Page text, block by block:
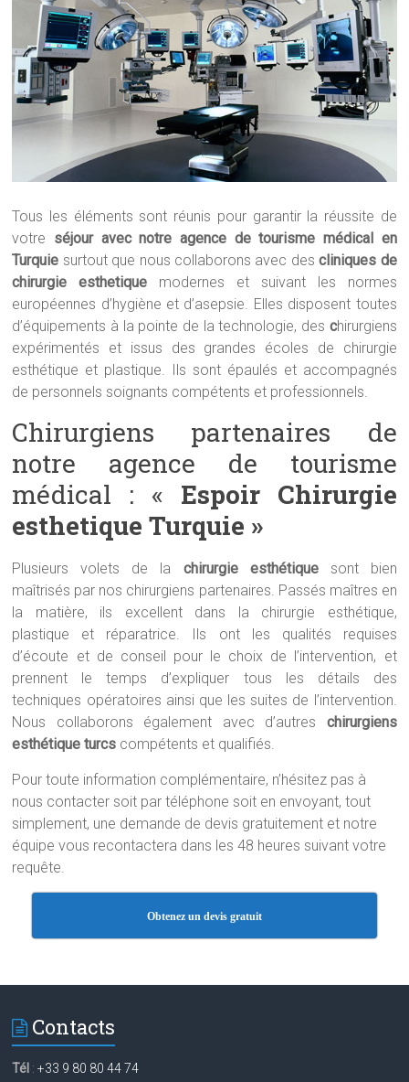
Tous les éléments sont réunis pour garantir la réussite de
votre séjour avec notre agence de tourisme médical en
Turquie surtout que nous collaborons avec descliniques de
chirurgie esthetique modernes et suivant les normes
européennes d’hygiène et d’asepsie. Elles disposent toutes
d’équipements à la pointe de la technologie, des chirurgiens
expérimentés et issus des grandes écoles de chirurgie
esthétique et plastique. Ils sont épaulés et accompagnés
de personnels soignants compétents et professionnels.
Chirurgiens partenaires de
notre agence de tourisme
médical : « Espoir Chirurgie
esthetique Turquie »
Plusieurs volets de la chirurgie esthétiquesont bien
maîtrisés par nos chirurgiens partenaires. Passés maîtres en
la matière, ils excellent dans la chirurgie esthétique,
plastique et réparatrice. Ils ont les qualités requises
d’écoute et de conseil pour le choix de l’intervention, et
prennent le temps d’expliquer tous les détails des
techniques opératoires ainsi que les suites de l’intervention.
Nous collaborons également avec d’autres chirurgiens
esthétique turcs compétents et qualifiés.
Pour toute information complémentaire, n’hésitez pas à
nous contacter soit par téléphone soit en envoyant, tout
simplement, une demande de devis gratuitement et notre
équipe vous recontactera dans les 48 heures suivant votre
requête.
Obtenez un devis gratuit
Contacts
Tél :+33 9 80 80 44 74